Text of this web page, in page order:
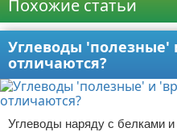
Похожие статьи
Углеводы
отличаются?
Углеводы наряду с белками